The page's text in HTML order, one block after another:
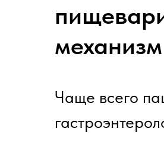
Чаще всего